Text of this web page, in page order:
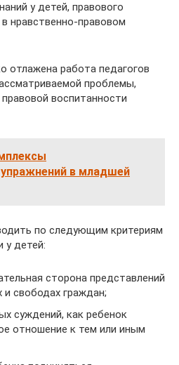
у детей, правового
нравственно-правовом
отлажена работа педагогов
проблемы,
воспитанности
в младшей
по следующим критериям
у детей:
сторона представлений
и свободах граждан;
суждений, как ребенок
отношение к тем или иным